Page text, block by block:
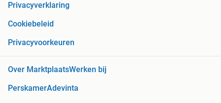
Privacyverklaring
Cookiebeleid
Privacyvoorkeuren
Over MarktplaatsWerken bij
PerskamerAdevinta